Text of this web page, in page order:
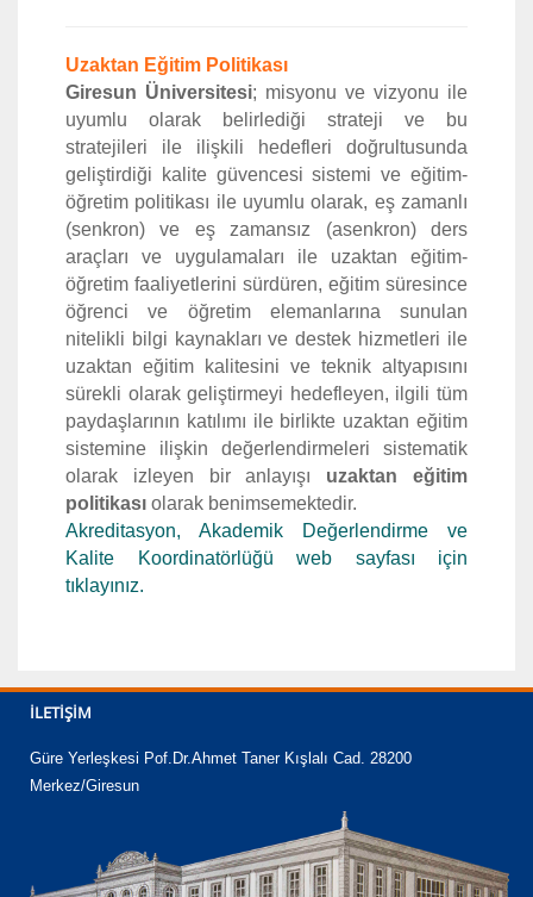
Uzaktan Eğitim Politikası
Giresun Üniversitesi; misyonu ve vizyonu ile
uyumlu olarak belirlediği strateji ve bu
stratejileri ile ilişkili hedefleri doğrultusunda
geliştirdiği kalite güvencesi sistemi ve eğitim-
öğretim politikası ile uyumlu olarak, eş zamanlı
(senkron) ve eş zamansız (asenkron) ders
araçları ve uygulamaları ile uzaktan eğitim-
öğretim faaliyetlerini sürdüren, eğitim süresince
öğrenci ve öğretim elemanlarına sunulan
nitelikli bilgi kaynakları ve destek hizmetleri ile
uzaktan eğitim kalitesini ve teknik altyapısını
sürekli olarak geliştirmeyi hedefleyen, ilgili tüm
paydaşlarının katılımı ile birlikte uzaktan eğitim
sistemine ilişkin değerlendirmeleri sistematik
olarak izleyen bir anlayışı uzaktan eğitim
politikası olarak benimsemektedir.
Akreditasyon, Akademik Değerlendirme ve
Kalite Koordinatörlüğü web sayfası için
tıklayınız.
İLETIŞIM
Güre Yerleşkesi Pof.Dr.Ahmet Taner Kışlalı Cad. 28200
Merkez/Giresun